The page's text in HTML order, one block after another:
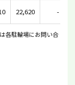
22,620 -
各駐輪場にお問い合